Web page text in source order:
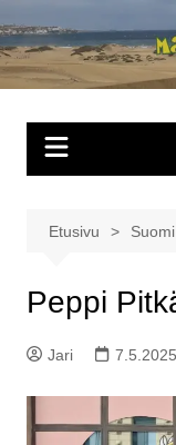
sisältöön
Etusivu Suomi
Peppi
Jari 7.5.2025